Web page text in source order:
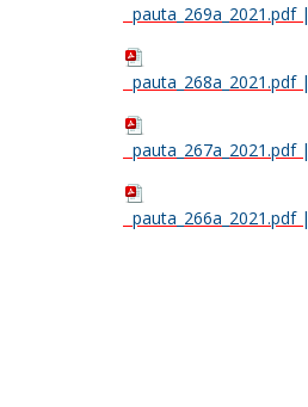
pauta_269a_2021.pdf|
pauta_268a_2021.pdf|
pauta_267a_2021.pdf|
pauta_266a_2021.pdf|